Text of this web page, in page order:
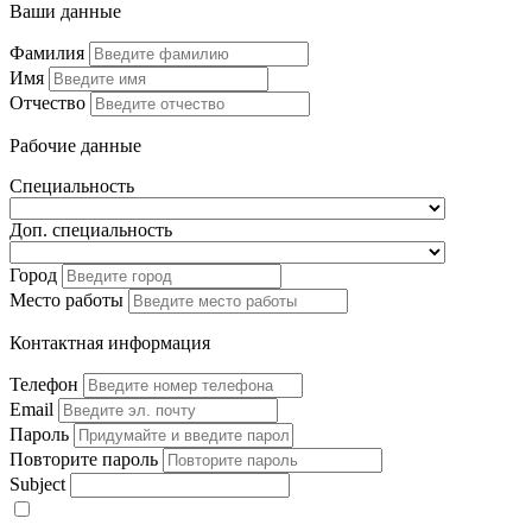
Ваши данные
Фамилия
Имя
Отчество
Рабочие данные
Специальность
Доп. специальность
Город
Место работы
Контактная информация
Телефон
Email
Пароль
Повторите пароль
Subject